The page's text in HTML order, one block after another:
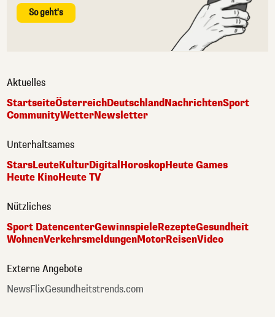
So geht's
Aktuelles
StartseiteÖsterreichDeutschlandNachrichtenSport
CommunityWetterNewsletter
Unterhaltsames
StarsLeuteKulturDigitalHoroskopHeute Games
Heute KinoHeute TV
Nützliches
Sport DatencenterGewinnspieleRezepteGesundheit
WohnenVerkehrsmeldungenMotorReisenVideo
Externe Angebote
NewsFlixGesundheitstrends.com